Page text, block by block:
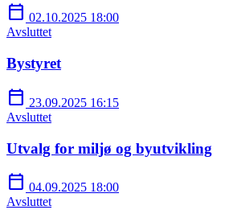
calendar_today 02.10.2025 18:00
Avsluttet
Bystyret
calendar_today 23.09.2025 16:15
Avsluttet
Utvalg for miljø og byutvikling
calendar_today 04.09.2025 18:00
Avsluttet